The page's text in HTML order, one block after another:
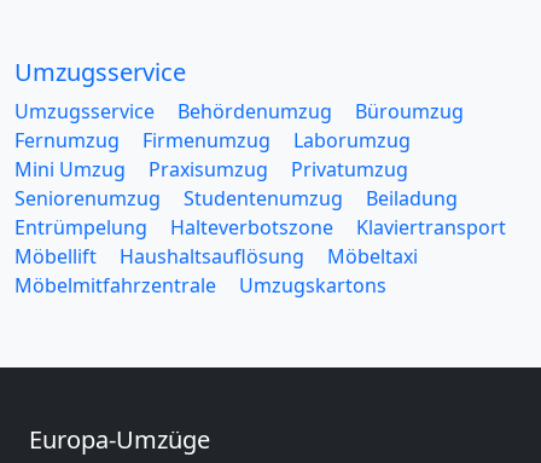
Umzugsservice
Umzugsservice Behördenumzug
Büroumzug
Fernumzug
Firmenumzug
Laborumzug
Mini Umzug
Praxisumzug
Privatumzug
Seniorenumzug
Studentenumzug
Beiladung
Entrümpelung
Halteverbotszone
Klaviertransport
Möbellift
Haushaltsauflösung
Möbeltaxi
Möbelmitfahrzentrale
Umzugskartons
Europa-Umzüge